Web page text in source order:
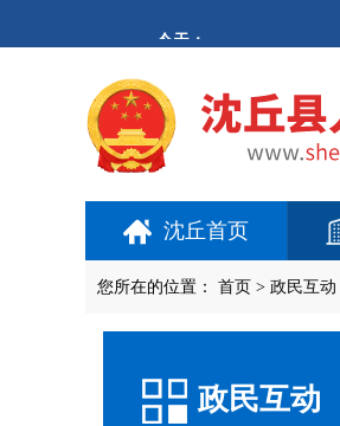
沈丘首页
您所在的位置： 首页 > 政民互动
政民互动